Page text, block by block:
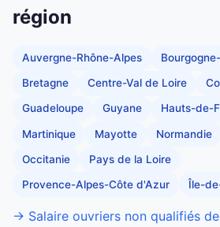
région
Auvergne-Rhône-Alpes
Bretagne Centre-Val de Loire
Guadeloupe Guyane Hauts-de-
Martinique Mayotte Normandie
Occitanie Pays de la Loire
Provence-Alpes-Côte d'Azur Île-
→ Salaire ouvriers non qualifiés